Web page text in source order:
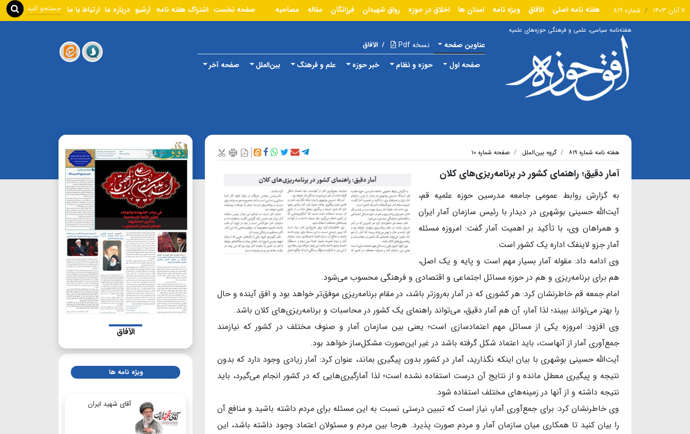
۷ آبان ۱۴۰۳ شماره ۸۱۹ هفته نامه اصلی الآفاق ویژه نامه استان ها اخلاق در حوزه رواق شهیدان فرزانگان مقاله مصاحبه صفحه نخست اشتراک هفته نامه آرشیو درباره ما ارتباط با ما
هفته‌نامه سیاسی، علمی و فرهنگی حوزه‌های علمیه
عناوین صفحه نسخه Pdf / الآفاق
صفحه اول حوزه و نظام خبر حوزه علم و فرهنگ بین‌الملل صفحه آخر
هفته نامه شماره ۸۱۹ گروه بین‌الملل صفحه شماره ۱۰
​​​​​​​آمار دقیق؛ راهنمای کشور در برنامه‌ریزی‌های کلان
به گزارش روابط عمومی جامعه مدرسین حوزه علمیه قم،
آیت‌الله حسینی بوشهری در دیدار با رئیس سازمان آمار ایران
و همراهان وی، با تأکید بر اهمیت آمار گفت: امروزه مسئله
آمار جزو لاینفک اداره یک کشور است.
وی ادامه داد: مقوله آمار بسیار مهم است و پایه و یک اصل،
هم برای برنامه‌ریزی و هم در حوزه مسائل اجتماعی و اقتصادی و فرهنگی محسوب می‌شود.
امام جمعه قم خاطرنشان کرد: هر کشوری که در آمار به‌روزتر باشد، در مقام برنامه‌ریزی موفق‌تر خواهد بود و افق آینده و حال
را بهتر می‌تواند ببیند؛ لذا آمار، آن هم آمار دقیق، می‌تواند راهنمای یک کشور در محاسبات و برنامه‌ریزی‌های کلان باشد.
وی افزود: امروزه یکی از مسائل مهم اعتمادسازی است؛ یعنی بین سازمان آمار و صنوف مختلف در کشور که نیازمند
جمع‌آوری آمار از آنهاست، باید اعتماد شکل گرفته باشد در غیر این‌صورت مشکل‌ساز خواهد بود.
آیت‌الله حسینی بوشهری با بیان اینکه نگذارید، آمار در کشور بدون پیگیری بماند، عنوان کرد: آمار زیادی وجود دارد که بدون
نتیجه و پیگیری معطل مانده و از نتایج آن درست استفاده نشده است؛ لذا آمارگیری‌هایی که در کشور انجام می‌گیرد، باید
نتیجه داشته و از آنها در زمینه‌های مختلف استفاده شود.
وی خاطرنشان کرد: برای جمع‌آوری آمار، نیاز است که تببین درستی نسبت به این مسئله برای مردم داشته باشید و منافع آن
را بیان کنید تا همکاری میان سازمان آمار و مردم صورت پذیرد. هرجا بین مردم و مسئولان اعتماد وجود داشته باشد، این
الآفاق
ویژه نامه ها
آقای شهید ایران